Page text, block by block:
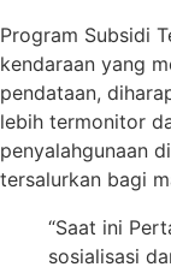
Program Subsidi
kendaraan yang
pendataan,
lebih termonitor
penyalahgunaan
tersalurkan bagi
“Saat ini
sosialisasi